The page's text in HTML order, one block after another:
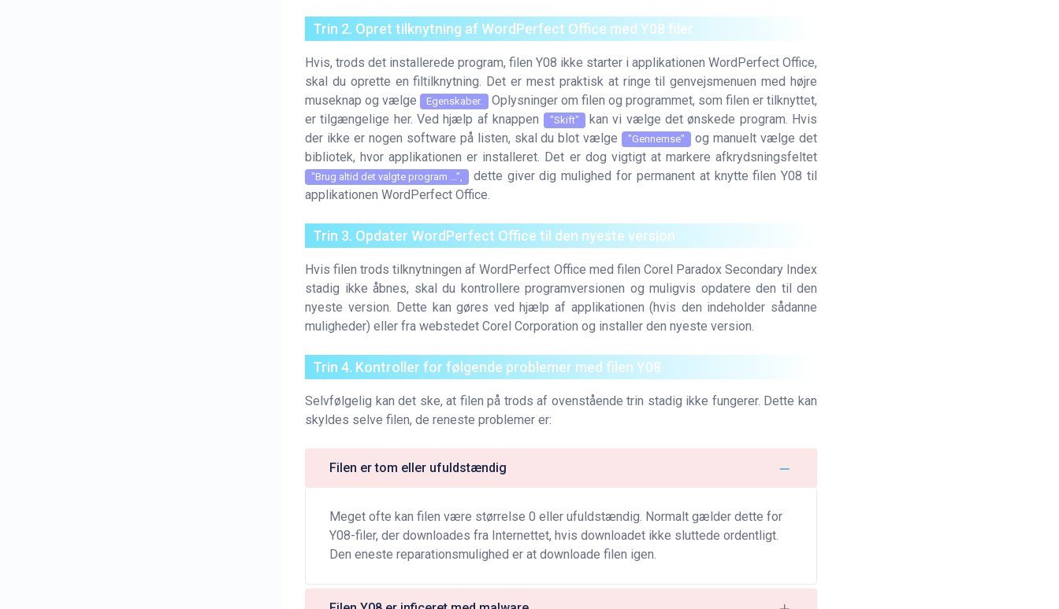
Trin 2. Opret tilknytning af WordPerfect Office med Y08 filer
Hvis, trods det installerede program, filen Y08 ikke starter i applikationen WordPerfect Office,
skal du oprette en filtilknytning. Det er mest praktisk at ringe til genvejsmenuen med højre
museknap og vælge
Egenskaber.
Oplysninger om filen og programmet, som filen er tilknyttet,
er tilgængelige her. Ved hjælp af knappen
"Skift" kan vi vælge det ønskede program. Hvis
der ikke er nogen software på listen, skal du blot vælge "Gennemse"
og manuelt vælge det
bibliotek, hvor applikationen er installeret. Det er dog vigtigt at markere afkrydsningsfeltet
"Brug altid det valgte program ...",
dette giver dig mulighed for permanent at knytte filen Y08 til
applikationen WordPerfect Office.
Trin 3. Opdater WordPerfect Office til den nyeste version
Hvis filen trods tilknytningen af WordPerfect Office med filen Corel Paradox Secondary Index
stadig ikke åbnes, skal du kontrollere programversionen og muligvis opdatere den til den
nyeste version. Dette kan gøres ved hjælp af applikationen (hvis den indeholder sådanne
muligheder) eller fra webstedet Corel Corporation og installer den nyeste version.
Trin 4. Kontroller for følgende problemer med filen Y08
Selvfølgelig kan det ske, at filen på trods af ovenstående trin stadig ikke fungerer. Dette kan
skyldes selve filen, de reneste problemer er:
Filen er tom eller ufuldstændig
Meget ofte kan filen være størrelse 0 eller ufuldstændig. Normalt gælder dette for
Y08-filer, der downloades fra Internettet, hvis downloadet ikke sluttede ordentligt.
Den eneste reparationsmulighed er at downloade filen igen.